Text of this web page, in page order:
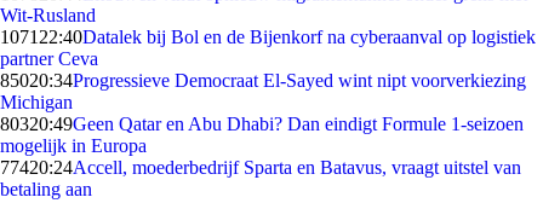
Wit-Rusland
1071 22:40Datalek bij Bol en de Bijenkorf na cyberaanval op logistiek
partner Ceva
85020:34Progressieve Democraat El-Sayed wint nipt voorverkiezing
Michigan
80320:49Geen Qatar en Abu Dhabi? Dan eindigt Formule 1-seizoen
mogelijk in Europa
77420:24Accell, moederbedrijf Sparta en Batavus, vraagt uitstel van
betaling aan